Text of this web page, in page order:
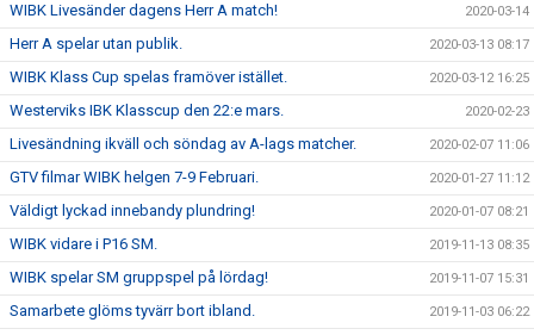
WIBK Livesänder dagens Herr A match! 2020-03-14
Herr A spelar utan publik. 2020-03-13 08:17
WIBK Klass Cup spelas framöver istället. 2020-03-12 16:25
Westerviks IBK Klasscup den 22:e mars. 2020-02-23
Livesändning ikväll och söndag av A-lags matcher. 2020-02-07 11:06
GTV filmar WIBK helgen 7-9 Februari. 2020-01-27 11:12
Väldigt lyckad innebandy plundring! 2020-01-07 08:21
WIBK vidare i P16 SM. 2019-11-13 08:35
WIBK spelar SM gruppspel på lördag! 2019-11-07 15:31
Samarbete glöms tyvärr bort ibland. 2019-11-03 06:22